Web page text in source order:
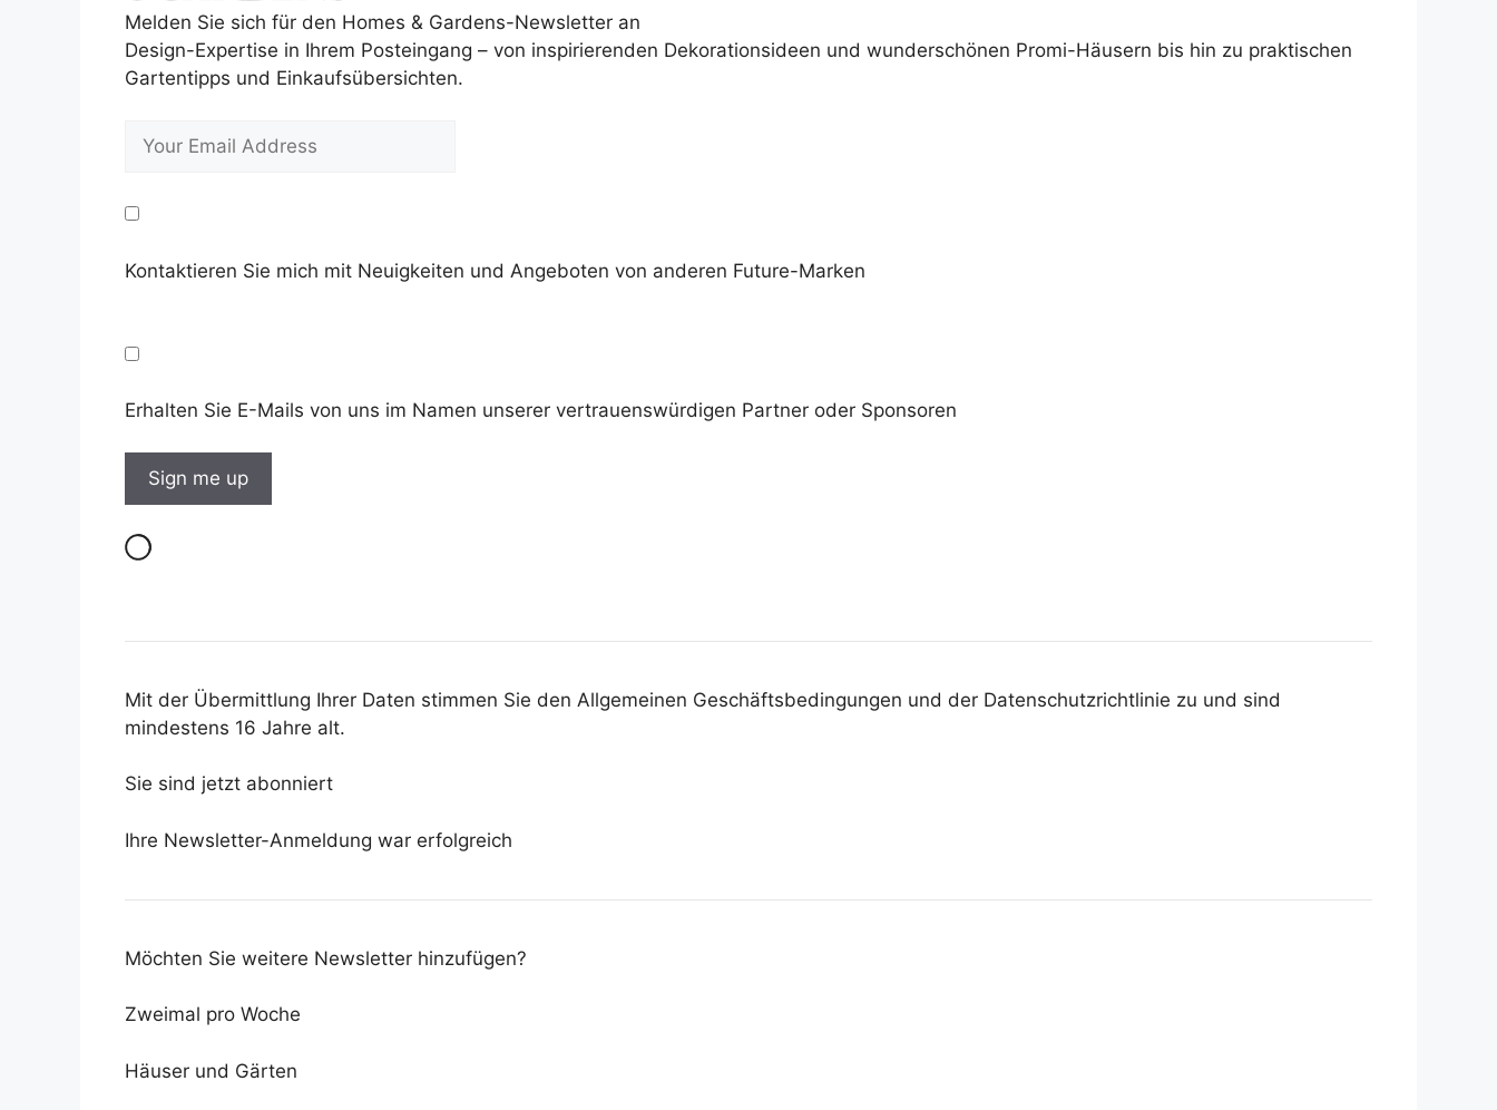
Melden Sie sich für den Homes & Gardens-Newsletter an
Design-Expertise in Ihrem Posteingang – von inspirierenden Dekorationsideen und wunderschönen Promi-Häusern bis hin zu praktischen
Gartentipps und Einkaufsübersichten.
Kontaktieren Sie mich mit Neuigkeiten und Angeboten von anderen Future-Marken
Erhalten Sie E-Mails von uns im Namen unserer vertrauenswürdigen Partner oder Sponsoren
Mit der Übermittlung Ihrer Daten stimmen Sie den Allgemeinen Geschäftsbedingungen und der Datenschutzrichtlinie zu und sind
mindestens 16 Jahre alt.
Sie sind jetzt abonniert
Ihre Newsletter-Anmeldung war erfolgreich
Möchten Sie weitere Newsletter hinzufügen?
Zweimal pro Woche
Häuser und Gärten